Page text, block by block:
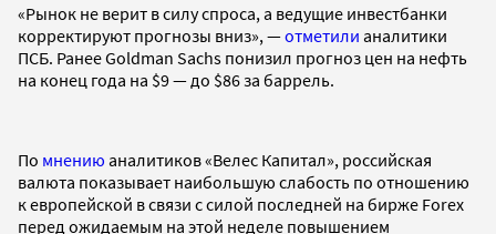
«Рынок не верит в силу спроса, а ведущие инвестбанки
корректируют прогнозы вниз», —отметили аналитики
ПСБ. Ранее Goldman Sachs понизил прогноз цен на нефть
на конец года на $9 — до $86 за баррель.
По мнению аналитиков «Велес Капитал», российская
валюта показывает наибольшую слабость по отношению
к европейской в связи с силой последней на бирже Forex
перед ожидаемым на этой неделе повышением